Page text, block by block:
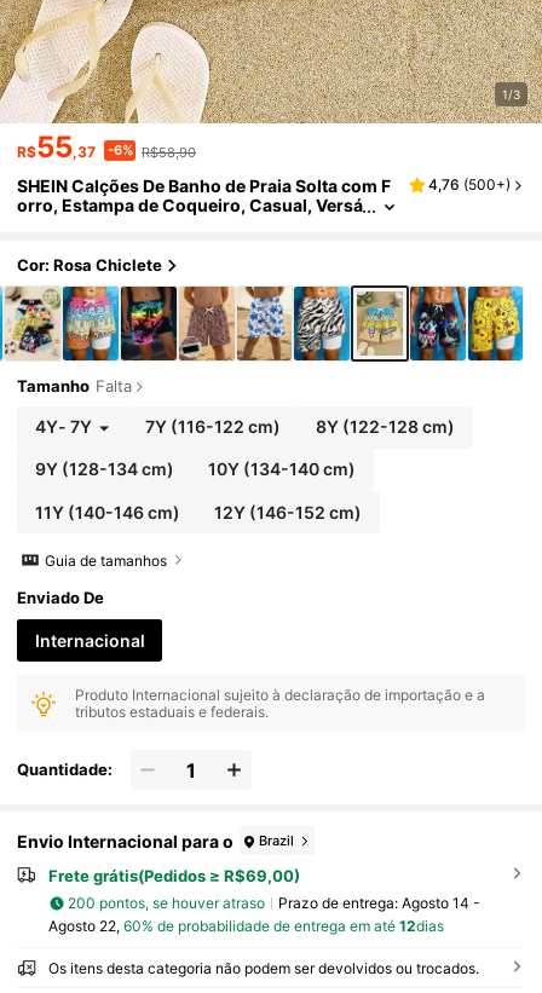
1/3
R$55,37 -6% R$58,90
SHEIN Calções De Banho de Praia Solta com F
orro, Estampa de Coqueiro, Casual, Versá
4,76 (500+)
Cor: Rosa Chiclete
Tamanho Falta
4Y- 7Y 7Y (116-122 cm) 8Y (122-128 cm)
9Y(128-134 cm) 10Y (134-140 cm)
11Y(140-146 cm) 12Y (146-152 cm)
Guia de tamanhos
Enviado De
Internacional
Produto Internacional sujeito à declaração de importação e a
tributos estaduais e federais.
Quantidade:
Envio Internacional para o Brazil
Frete grátis(Pedidos ≥ R$69,00)
200 pontos, se houver atraso Prazo de entrega: Agosto 14 -
Agosto 22, 60% de probabilidade de entrega em até 12dias
Os itens desta categoria não podem ser devolvidos ou trocados.